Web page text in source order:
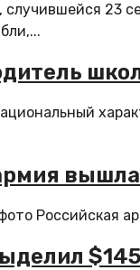
случившейся 23
Российская